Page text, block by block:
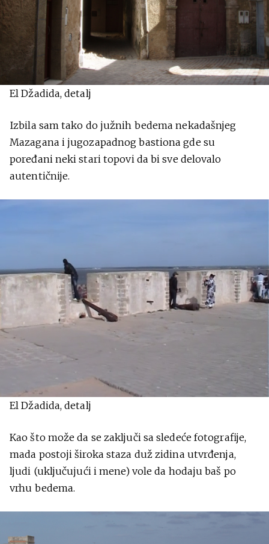
El Džadida, detalj
Izbila sam tako do južnih bedema nekadašnjeg
Mazagana i jugozapadnog bastiona gde su
poređani neki stari topovi da bi sve delovalo
autentičnije.
El Džadida, detalj
Kao što može da se zaključi sa sledeće fotografije,
mada postoji široka staza duž zidina utvrđenja,
ljudi (uključujući i mene) vole da hodaju baš po
vrhu bedema.